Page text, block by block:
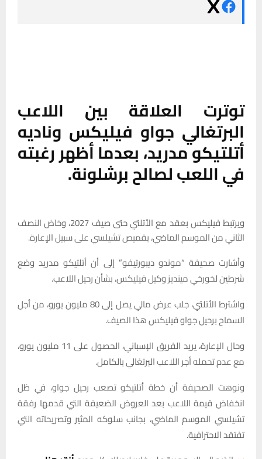
توترت العلاقة بين اللاعب
البرتغالي جواو فيليكس وناديه
أتلتيكو مدريد، بعدما أظهر رغبته
في اللعب لصالح برشلونة.
ويرتبط فيليكس بعقد مع الأتلتي حتى صيف 2027، وخاض النصف
الثاني من الموسم الماضي، بقميص تشيلسي على سبيل الإعارة.
وأشارت صحيفة “موندو ديبورتيفو” إلى أن أتلتيكو مدريد وضع
شرطين لخورخي مينديز وكيل فيليكس، بشأن رحيل اللاعب.
واشترط الأتلتي، جلب عرض مالي يصل إلى 80 مليون يورو، من أجل
السماح برحيل جواو فيليكس هذا الصيف.
وحال الإعارة، يريد الفريق الإسباني، الحصول على 11 مليون يورو،
مع عدم تحمله أجر اللاعب البرتغالي بالكامل.
ونوهت الصحيفة أن خطة أتلتيكو تصعب رحيل جواو، في ظل
انخفاض قيمة اللاعب بعد العروض الضعيفة التي قدمها رفقة
تشيلسي الموسم الماضي، بجانب سلوكه المثير وتصريحاته التي
تفتقد الاحترافية.